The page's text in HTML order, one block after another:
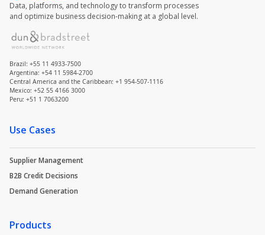
Data, platforms, and technology to transform processes
and optimize business decision-making at a global level.
Brazil: +55 11 4933-7500
Argentina: +54 11 5984-2700
Central America and the Caribbean: +1 954-507-1116
Mexico: +52 55 4166 3000
Peru: +51 1 7063200
Use Cases
Supplier Management
B2B Credit Decisions
Demand Generation
Products